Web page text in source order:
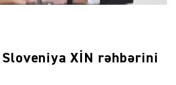
XİN rəhbərini